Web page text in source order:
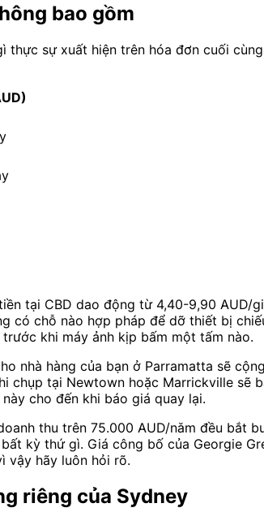
bao gồm
sự xuất hiện trên hóa đơn cuối
tại CBD dao động từ 4,40-9,90
có chỗ nào hợp pháp để dỡ thiết bị
khi máy ảnh kịp bấm một tấm nào.
nhà hàng của bạn ở Parramatta sẽ
chụp tại Newtown hoặc Marrickville sẽ
cho đến khi báo giá quay lại.
thu trên 75.000 AUD/năm đều bắt
kỳ thứ gì. Giá công bố của Georgie
vậy hãy luôn hỏi rõ.
riêng của Sydney